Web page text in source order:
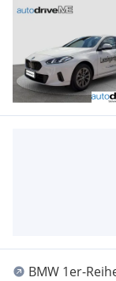
BMW 1er-